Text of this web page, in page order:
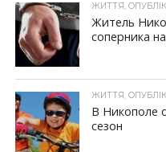
ЖИТТЯ,
Житель
соперника
ЖИТТЯ,
В Никополе
сезон